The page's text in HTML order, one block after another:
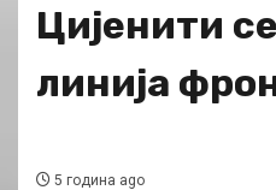
Цијенити
линија
5 година ago